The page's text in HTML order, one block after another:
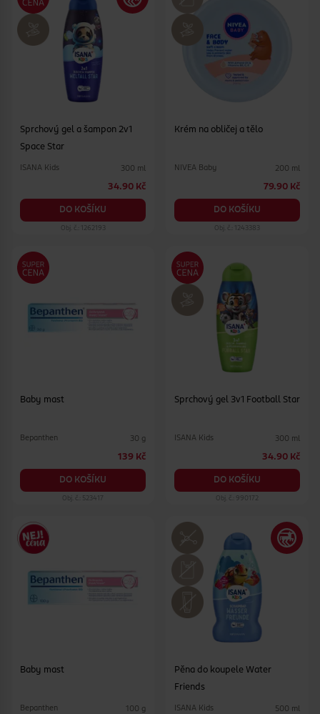
Sprchový gel a šampon 2v1
Space Star
ISANA Kids 300 ml
34.90 Kč
DO KOŠÍKU
Obj. č.: 1262193
Krém na obličej a tělo
NIVEA Baby 200 ml
79.90 Kč
DO KOŠÍKU
Obj. č.: 1243383
Baby mast
Bepanthen 30 g
139 Kč
DO KOŠÍKU
Obj. č.: 523417
Sprchový gel 3v1 Football Star
ISANA Kids 300 ml
34.90 Kč
DO KOŠÍKU
Obj. č.: 990172
Baby mast
Bepanthen 100 g
Pěna do koupele Water
Friends
ISANA Kids 500 ml